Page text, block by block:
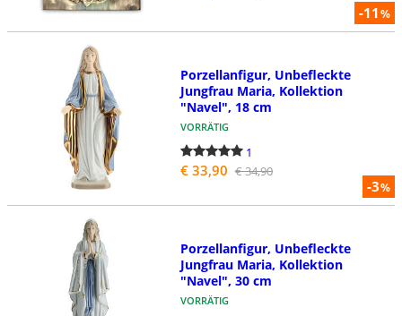
-11%
-3%
Porzellanfigur, Unbefleckte
Jungfrau Maria, Kollektion
"Navel", 18 cm
VORRÄTIG
1
€ 33,90 € 34,90
Porzellanfigur, Unbefleckte
Jungfrau Maria, Kollektion
"Navel", 30 cm
VORRÄTIG